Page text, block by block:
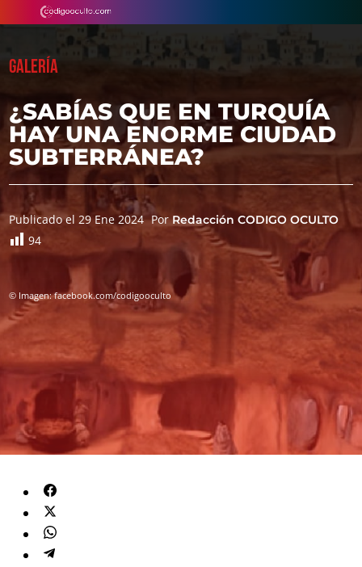
GALERÍA
¿SABÍAS QUE EN TURQUÍA
HAY UNA ENORME CIUDAD
SUBTERRÁNEA?
Publicado el 29 Ene 2024 PorRedacción CODIGO OCULTO
94
© Imagen: facebook.com/codigooculto